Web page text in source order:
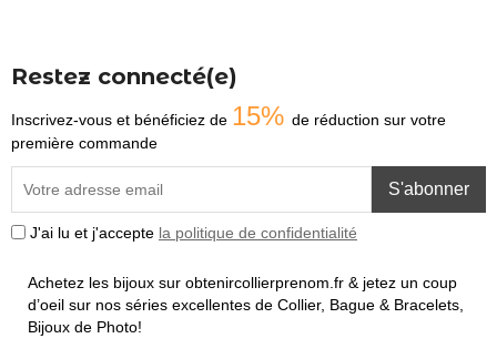
Restez connecté(e)
Inscrivez-vous et bénéficiez de 15% de réduction sur votre
première commande
S'abonner
J'ai lu et j'accepte la politique de confidentialité
Achetez les bijoux sur obtenircollierprenom.fr & jetez un coup
d’oeil sur nos séries excellentes de Collier, Bague & Bracelets,
Bijoux de Photo!